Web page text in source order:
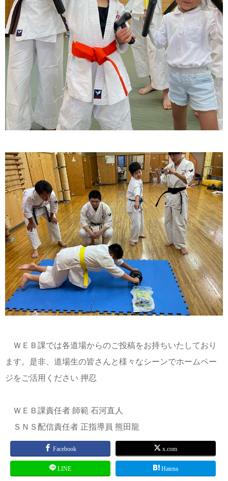
ＷＥＢ課では各道場からのご投稿をお持ちいたしており
ます。是非、道場生の皆さんと様々なシーンでホームペー
ジをご活用ください 押忍
ＷＥＢ課責任者 師範 石河直人
ＳＮＳ配信責任者 正指導員 熊田龍
Facebook x.com
LINE Hatena